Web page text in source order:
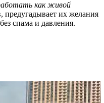
как живой
предугадывает их желания
спама и давления.